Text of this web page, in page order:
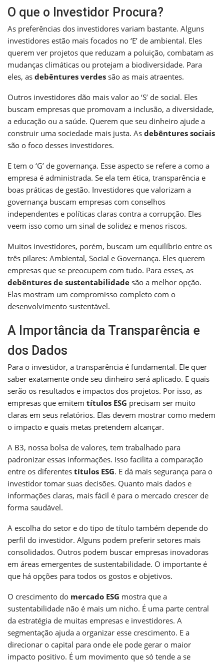
O que o Investidor Procura?
As preferências dos investidores variam bastante. Alguns
investidores estão mais focados no ‘E’ de ambiental. Eles
querem ver projetos que reduzam a poluição, combatam as
mudanças climáticas ou protejam a biodiversidade. Para
eles, as debêntures verdes são as mais atraentes.
Outros investidores dão mais valor ao ‘S’ de social. Eles
buscam empresas que promovam a inclusão, a diversidade,
a educação ou a saúde. Querem que seu dinheiro ajude a
construir uma sociedade mais justa. As debêntures sociais
são o foco desses investidores.
E tem o ‘G’ de governança. Esse aspecto se refere a como a
empresa é administrada. Se ela tem ética, transparência e
boas práticas de gestão. Investidores que valorizam a
governança buscam empresas com conselhos
independentes e políticas claras contra a corrupção. Eles
veem isso como um sinal de solidez e menos riscos.
Muitos investidores, porém, buscam um equilíbrio entre os
três pilares: Ambiental, Social e Governança. Eles querem
empresas que se preocupem com tudo. Para esses, as
debêntures de sustentabilidade são a melhor opção.
Elas mostram um compromisso completo com o
desenvolvimento sustentável.
A Importância da Transparência e
dos Dados
Para o investidor, a transparência é fundamental. Ele quer
saber exatamente onde seu dinheiro será aplicado. E quais
serão os resultados e impactos dos projetos. Por isso, as
empresas que emitem títulos ESG precisam ser muito
claras em seus relatórios. Elas devem mostrar como medem
o impacto e quais metas pretendem alcançar.
A B3, nossa bolsa de valores, tem trabalhado para
padronizar essas informações. Isso facilita a comparação
entre os diferentes títulos ESG. E dá mais segurança para o
investidor tomar suas decisões. Quanto mais dados e
informações claras, mais fácil é para o mercado crescer de
forma saudável.
A escolha do setor e do tipo de título também depende do
perfil do investidor. Alguns podem preferir setores mais
consolidados. Outros podem buscar empresas inovadoras
em áreas emergentes de sustentabilidade. O importante é
que há opções para todos os gostos e objetivos.
O crescimento do mercado ESG mostra que a
sustentabilidade não é mais um nicho. É uma parte central
da estratégia de muitas empresas e investidores. A
segmentação ajuda a organizar esse crescimento. E a
direcionar o capital para onde ele pode gerar o maior
impacto positivo. É um movimento que só tende a se